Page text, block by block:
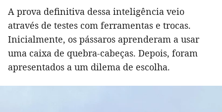
A prova definitiva dessa inteligência veio
através de testes com ferramentas e trocas.
Inicialmente, os pássaros aprenderam a usar
uma caixa de quebra-cabeças. Depois, foram
apresentados a um dilema de escolha.